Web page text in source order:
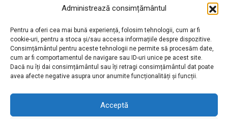
Administrează consimțământul
Pentru a oferi cea mai bună experiență, folosim tehnologii, cum ar fi
cookie-uri, pentru a stoca și/sau accesa informațiile despre dispozitive.
Consimțământul pentru aceste tehnologii ne permite să procesăm date,
cum ar fi comportamentul de navigare sau ID-uri unice pe acest site.
Dacă nu îți dai consimțământul sau îți retragi consimțământul dat poate
avea afecte negative asupra unor anumite funcționalități și funcții.
Acceptă
Aboneaza-te pentru a primi cele mai noi stiri din partea
noastra!